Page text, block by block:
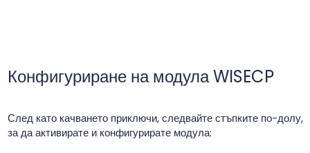
Конфигуриране на модула WISECP
След като качването приключи, следвайте стъпките по-долу,
за да активирате и конфигурирате модула: